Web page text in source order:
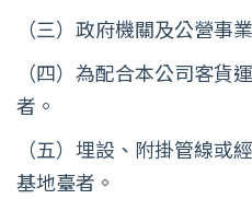
（三）政府機關及公營事
（四）為配合本公司客貨
者。
（五）埋設、附掛管線或
基地臺者。